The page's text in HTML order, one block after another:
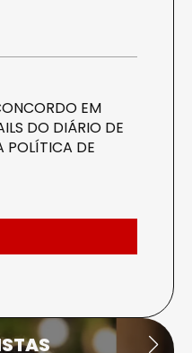
EM
DO DIÁRIO DE
POLÍTICA DE